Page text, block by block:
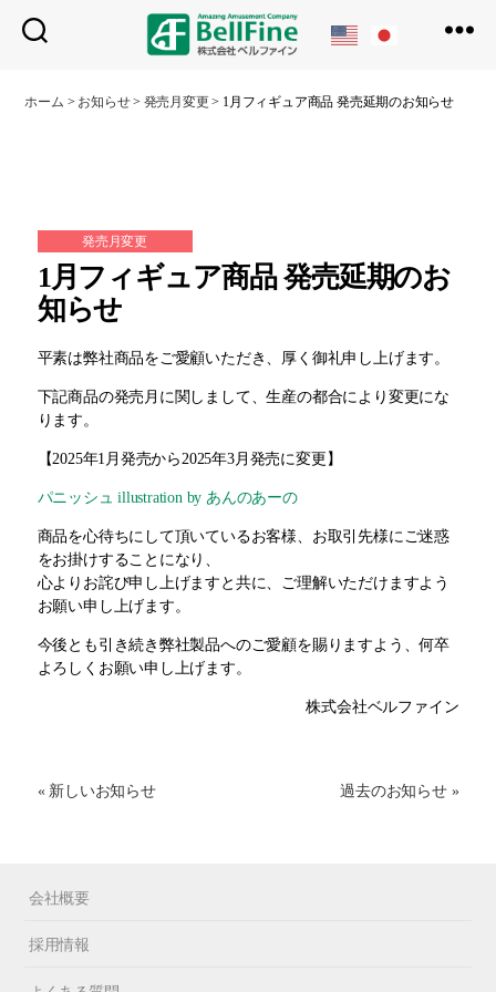
フ
ホーム > お知らせ> 発売月変更 > 1月フィギュア商品 発売延期のお知らせ
発売月変更
1月フィギュア商品 発売延期のお
知らせ
平素は弊社商品をご愛顧いただき、厚く御礼申し上げます。
下記商品の発売月に関しまして、生産の都合により変更にな
ります。
【2025年1月発売から2025年3月発売に変更】
パニッシュ illustration by あんのあーの
商品を心待ちにして頂いているお客様、お取引先様にご迷惑
をお掛けすることになり、
心よりお詫び申し上げますと共に、ご理解いただけますよう
お願い申し上げます。
今後とも引き続き弊社製品へのご愛顧を賜りますよう、何卒
よろしくお願い申し上げます。
株式会社ベルファイン
« 新しいお知らせ 過去のお知らせ »
会社概要
採用情報